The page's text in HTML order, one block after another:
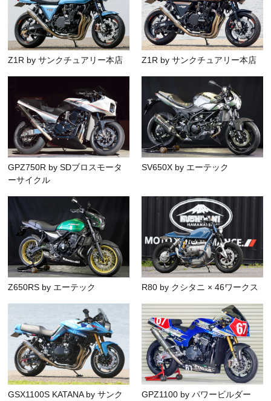
Z1R by サンクチュアリー本店 Z1R by サンクチュアリー本店
GPZ750R by SDブロスモータ
ーサイクル
SV650X by エーテック
Z650RS by エーテック R80 by クシタニ × 46ワークス
GSX1100S KATANA by サンク
GPZ1100 by パワービルダー